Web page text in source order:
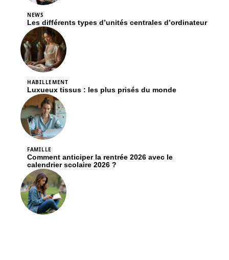
NEWS
Les différents types d’unités centrales d’ordinateur
HABILLEMENT
Luxueux tissus : les plus prisés du monde
FAMILLE
Comment anticiper la rentrée 2026 avec le
calendrier scolaire 2026 ?